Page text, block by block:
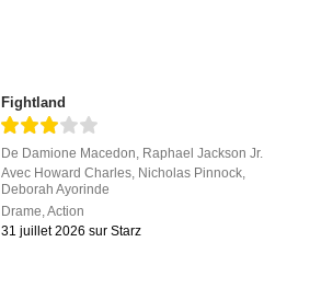
Fightland
De Damione Macedon Raphael Jackson Jr.
Avec Howard Charles Nicholas Pinnock
Deborah Ayorinde
Drame ,Action
31 juillet 2026 sur Starz